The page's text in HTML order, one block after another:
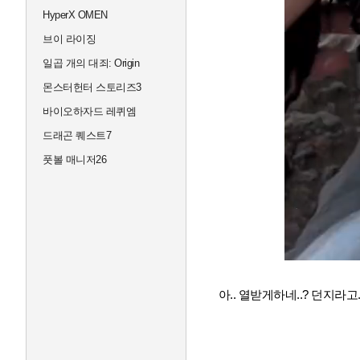
HyperX OMEN
브이 라이징
일곱 개의 대죄: Origin
몬스터헌터 스토리즈3
바이오하자드 레퀴엠
드래곤 퀘스트7
풋볼 매니저26
아.. 열받게하네..? 던지라고